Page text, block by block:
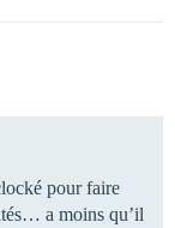
pour faire
a moins qu’il